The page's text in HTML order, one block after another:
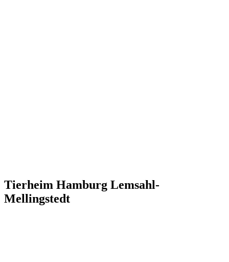
Tierheim Hamburg Lemsahl-
Mellingstedt